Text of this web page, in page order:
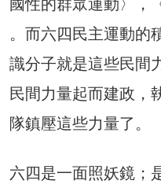
國性的群眾運動〉，
。而六四民主運動的
識分子就是這些民間
民間力量起而建政，
隊鎮壓這些力量了。
六四是一面照妖鏡；